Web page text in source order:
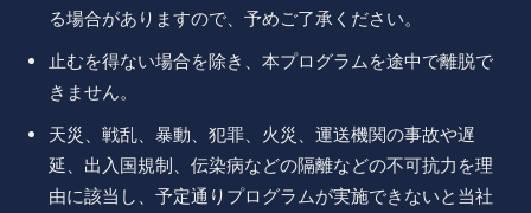
る場合がありますので、予めご了承ください。
止むを得ない場合を除き、本プログラムを途中で離脱で
きません。
天災、戦乱、暴動、犯罪、火災、運送機関の事故や遅
延、出入国規制、伝染病などの隔離などの不可抗力を理
由に該当し、予定通りプログラムが実施できないと当社